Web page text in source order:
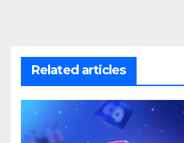
シ
ョ
ン
Related articles